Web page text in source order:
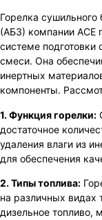
Горелка сушильного
(АБЗ) компании ACE
системе подготовки
смеси. Она
инертных
компоненты.
1. Функция горелки:
достаточное
удаления влаги из
для обеспечения
2. Типы топлива:
на различных видах
дизельное топливо,